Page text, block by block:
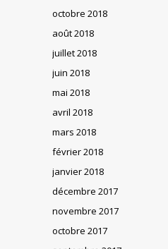
octobre 2018
août 2018
juillet 2018
juin 2018
mai 2018
avril 2018
mars 2018
février 2018
janvier 2018
décembre 2017
novembre 2017
octobre 2017